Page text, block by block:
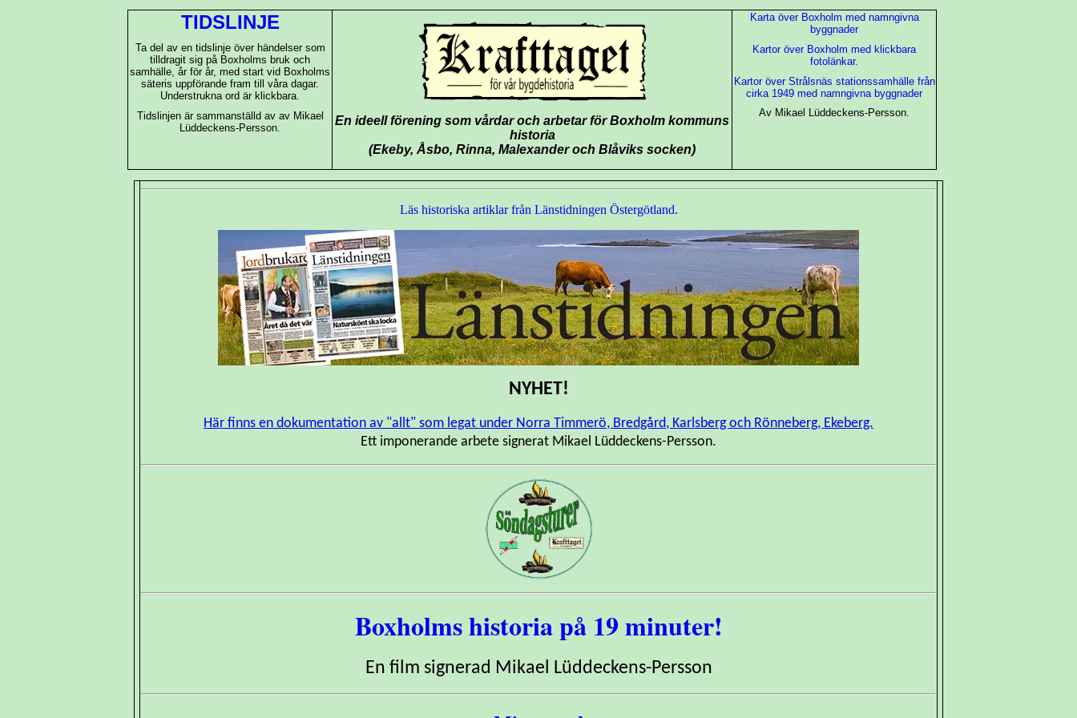
TIDSLINJE
Ta del av en tidslinje över händelser som
tilldragit sig på Boxholms bruk och
samhälle, år för år, med start vid Boxholms
säteris uppförande fram till våra dagar.
Understrukna ord är klickbara.
Tidslinjenär sammanställd av av Mikael
Lüddeckens-Persson.
En ideell förening som vårdar och arbetar för Boxholm kommuns
historia
(Ekeby, Åsbo, Rinna, Malexander och Blåviks socken)
Karta över Boxholm med namngivna
byggnader
Kartor över Boxholm med klickbara
fotolänkar.
Kartor över Strålsnäs stationssamhälle från
cirka 1949 med namngivna byggnader
Av Mikael Lüddeckens-Persson.
Läs historiska artiklar från Länstidningen Östergötland.
NYHET!
Här finns en dokumentation av "allt" som legat under Norra Timmerö, Bredgård, Karlsberg och Rönneberg, Ekeberg.
Ett imponerande arbete signerat Mikael Lüddeckens-Persson.
Boxholms historia på 19 minuter!
En film signerad Mikael Lüddeckens-Persson